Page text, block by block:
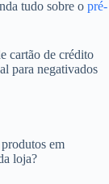
tudo sobre o pré-
cartão de crédito
para negativados
em
loja?